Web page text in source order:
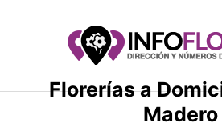
Florerías a
Madero